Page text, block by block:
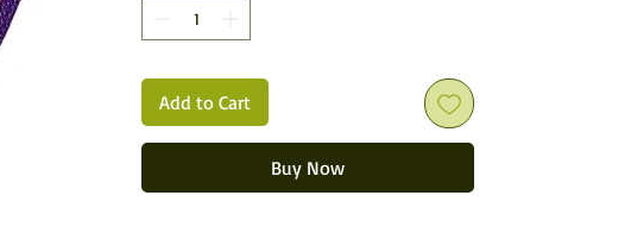
multicolor, el estambre es pegado con cera de
Campeche (cera de abeja), donde los huicholes
sus historias y religión.
Características:
Medida: 20 x 20 cms (8 x 8")
Add to Cart
Buy Now